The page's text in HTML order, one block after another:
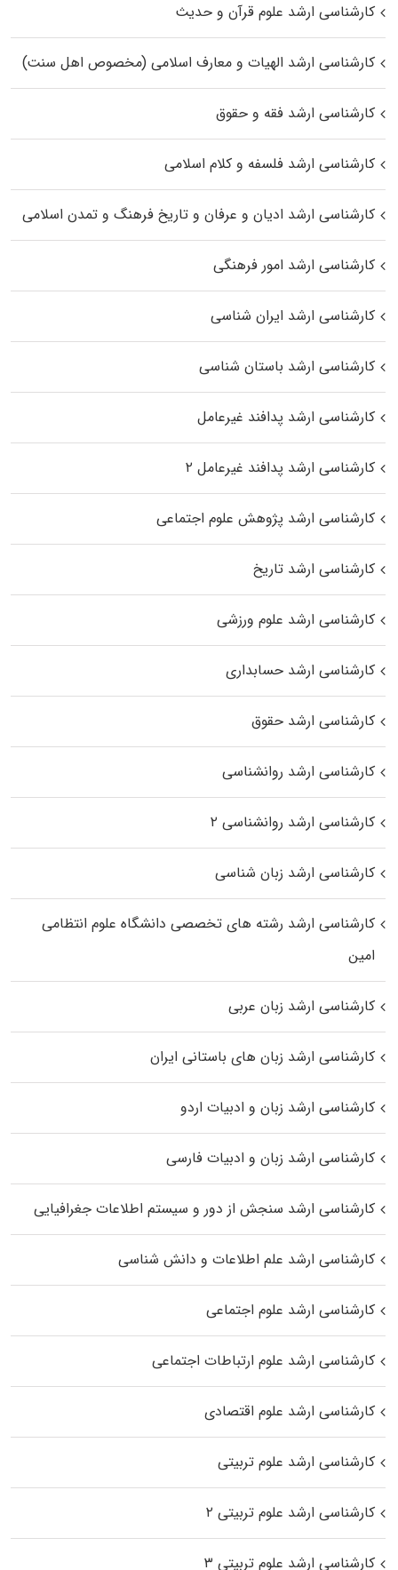
کارشناسی ارشد علوم قرآن و حدیث
کارشناسی ارشد الهیات و معارف اسلامی (مخصوص اهل سنت)
کارشناسی ارشد فقه و حقوق
کارشناسی ارشد فلسفه و کلام اسلامی
کارشناسی ارشد ادیان و عرفان و تاریخ فرهنگ و تمدن اسلامی
کارشناسی ارشد امور فرهنگی
کارشناسی ارشد ایران شناسی
کارشناسی ارشد باستان شناسی
کارشناسی ارشد پدافند غیرعامل
کارشناسی ارشد پدافند غیرعامل ۲
کارشناسی ارشد پژوهش علوم اجتماعی
کارشناسی ارشد تاریخ
کارشناسی ارشد علوم ورزشی
کارشناسی ارشد حسابداری
کارشناسی ارشد حقوق
کارشناسی ارشد روانشناسی
کارشناسی ارشد روانشناسی ۲
کارشناسی ارشد زبان شناسی
کارشناسی ارشد رﺷﺘﻪ ﻫﺎی تخصصی داﻧﺸﮕﺎه ﻋﻠﻮم انتظامی
اﻣﻴﻦ
کارشناسی ارشد زبان عربی
کارشناسی ارشد زبان‌ های باستانی ایران
کارشناسی ارشد زبان و ادبیات اردو
کارشناسی ارشد زبان و ادبیات فارسی
کارشناسی ارشد سنجش از دور و سیستم اطلاعات جغرافیایی
کارشناسی ارشد علم اطلاعات و دانش شناسی
کارشناسی ارشد علوم اجتماعی
کارشناسی ارشد علوم ارتباطات اجتماعی
کارشناسی ارشد علوم اقتصادی
کارشناسی ارشد علوم تربیتی
کارشناسی ارشد علوم تربیتی ۲
کارشناسی ارشد علوم تربیتی ۳